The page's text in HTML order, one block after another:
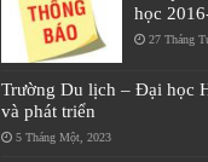
học
27 Tháng
Trường Du lịch – Đại học
và phát triển
5 Tháng Một, 2023